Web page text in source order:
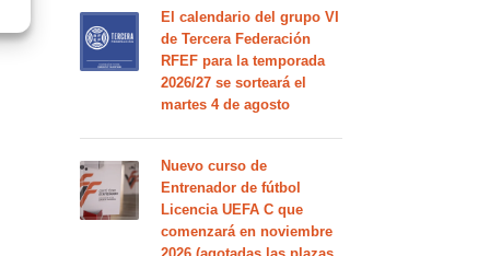
El calendario del grupo VI
de Tercera Federación
RFEF para la temporada
2026/27 se sorteará el
martes 4 de agosto
Nuevo curso de
Entrenador de fútbol
Licencia UEFA C que
comenzará en noviembre